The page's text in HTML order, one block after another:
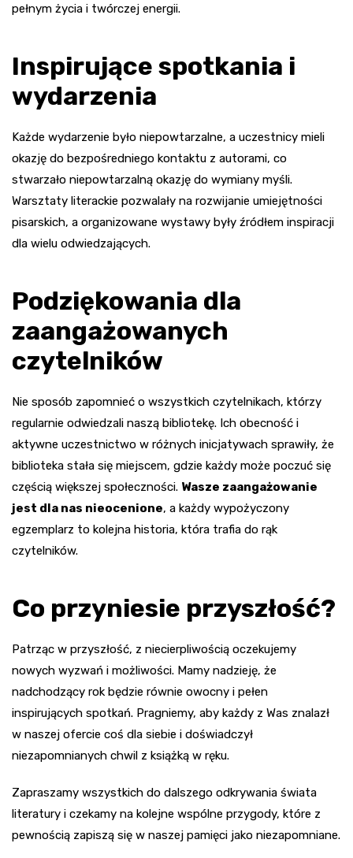
pełnym życia i twórczej energii.
Inspirujące spotkania i
wydarzenia
Każde wydarzenie było niepowtarzalne, a uczestnicy mieli
okazję do bezpośredniego kontaktu z autorami, co
stwarzało niepowtarzalną okazję do wymiany myśli.
Warsztaty literackie pozwalały na rozwijanie umiejętności
pisarskich, a organizowane wystawy były źródłem inspiracji
dla wielu odwiedzających.
Podziękowania dla
zaangażowanych
czytelników
Nie sposób zapomnieć o wszystkich czytelnikach, którzy
regularnie odwiedzali naszą bibliotekę. Ich obecność i
aktywne uczestnictwo w różnych inicjatywach sprawiły, że
biblioteka stała się miejscem, gdzie każdy może poczuć się
częścią większej społeczności. Wasze zaangażowanie
jest dla nas nieocenione, a każdy wypożyczony
egzemplarz to kolejna historia, która trafia do rąk
czytelników.
Co przyniesie przyszłość?
Patrząc w przyszłość, z niecierpliwością oczekujemy
nowych wyzwań i możliwości. Mamy nadzieję, że
nadchodzący rok będzie równie owocny i pełen
inspirujących spotkań. Pragniemy, aby każdy z Was znalazł
w naszej ofercie coś dla siebie i doświadczył
niezapomnianych chwil z książką w ręku.
Zapraszamy wszystkich do dalszego odkrywania świata
literatury i czekamy na kolejne wspólne przygody, które z
pewnością zapiszą się w naszej pamięci jako niezapomniane.